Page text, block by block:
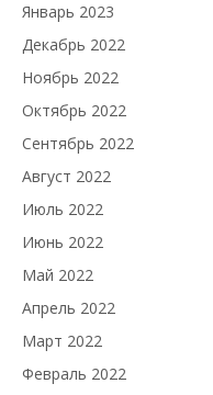
Январь 2023
Декабрь 2022
Ноябрь 2022
Октябрь 2022
Сентябрь 2022
Август 2022
Июль 2022
Июнь 2022
Май 2022
Апрель 2022
Март 2022
Февраль 2022